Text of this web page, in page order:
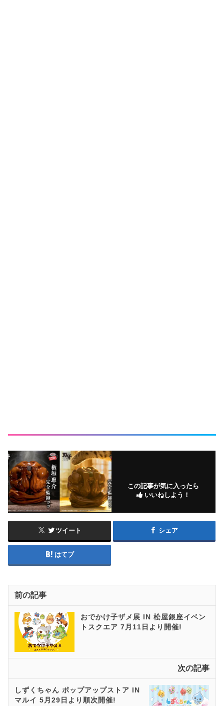
この記事が気に入ったら
いいねしよう！
ツイート シェア
はてブ
前の記事
おでかけ子ザメ展 IN 松屋銀座イベン
トスクエア 7月11日より開催!
次の記事
しずくちゃん ポップアップストア IN
マルイ 5月29日より順次開催!